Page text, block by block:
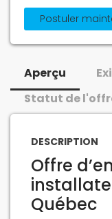
Postuler
Aperçu
Statut de
DESCRIPTION
Offre
Québec